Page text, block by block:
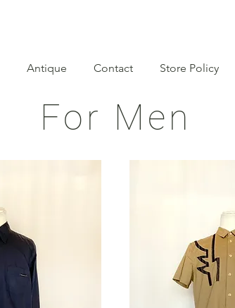
Antique Contact Store Policy
For Men